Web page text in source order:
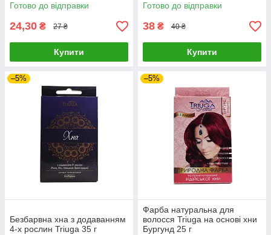
Готово до відправки
24,30 ₴ 27 ₴
Купити
Готово до відправки
38 ₴ 40 ₴
Купити
–5%
Безбарвна хна з додаванням
4-х рослин Triuga 35 г
–5%
Фарба натуральна для
волосся Triuga на основі хни
Бургунд 25 г